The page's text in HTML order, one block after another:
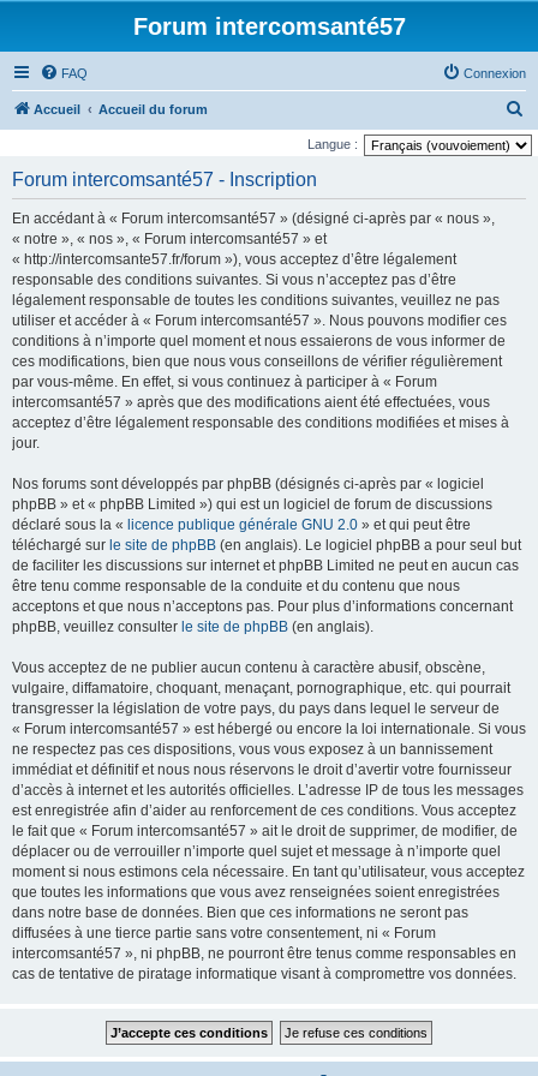
Forum intercomsanté57
FAQ Connexion
Accueil Accueil du forum
e
Langue :
Forum intercomsanté57 - Inscription
En accédant à « Forum intercomsanté57 » (désigné ci-après par « nous »,
« notre », « nos », « Forum intercomsanté57 » et
« http://intercomsante57.fr/forum »), vous acceptez d’être légalement
responsable des conditions suivantes. Si vous n’acceptez pas d’être
légalement responsable de toutes les conditions suivantes, veuillez ne pas
utiliser et accéder à « Forum intercomsanté57 ». Nous pouvons modifier ces
conditions à n’importe quel moment et nous essaierons de vous informer de
ces modifications, bien que nous vous conseillons de vérifier régulièrement
par vous-même. En effet, si vous continuez à participer à « Forum
intercomsanté57 » après que des modifications aient été effectuées, vous
acceptez d’être légalement responsable des conditions modifiées et mises à
jour.
Nos forums sont développés par phpBB (désignés ci-après par « logiciel
phpBB » et « phpBB Limited ») qui est un logiciel de forum de discussions
déclaré sous la « licence publique générale GNU 2.0 » et qui peut être
téléchargé sur le site de phpBB (en anglais). Le logiciel phpBB a pour seul but
de faciliter les discussions sur internet et phpBB Limited ne peut en aucun cas
être tenu comme responsable de la conduite et du contenu que nous
acceptons et que nous n’acceptons pas. Pour plus d’informations concernant
phpBB, veuillez consulter le site de phpBB (en anglais).
Vous acceptez de ne publier aucun contenu à caractère abusif, obscène,
vulgaire, diffamatoire, choquant, menaçant, pornographique, etc. qui pourrait
transgresser la législation de votre pays, du pays dans lequel le serveur de
« Forum intercomsanté57 » est hébergé ou encore la loi internationale. Si vous
ne respectez pas ces dispositions, vous vous exposez à un bannissement
immédiat et définitif et nous nous réservons le droit d’avertir votre fournisseur
d’accès à internet et les autorités officielles. L’adresse IP de tous les messages
est enregistrée afin d’aider au renforcement de ces conditions. Vous acceptez
le fait que « Forum intercomsanté57 » ait le droit de supprimer, de modifier, de
déplacer ou de verrouiller n’importe quel sujet et message à n’importe quel
moment si nous estimons cela nécessaire. En tant qu’utilisateur, vous acceptez
que toutes les informations que vous avez renseignées soient enregistrées
dans notre base de données. Bien que ces informations ne seront pas
diffusées à une tierce partie sans votre consentement, ni « Forum
intercomsanté57 », ni phpBB, ne pourront être tenus comme responsables en
cas de tentative de piratage informatique visant à compromettre vos données.